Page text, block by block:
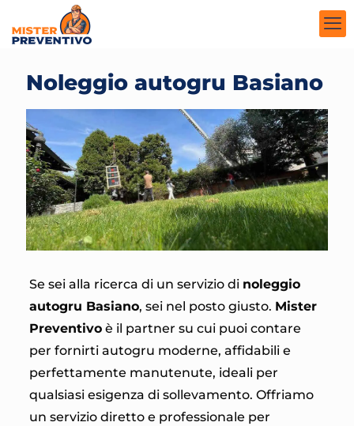
Noleggio autogru Basiano
Se sei alla ricerca di un servizio di noleggio
autogru Basiano, sei nel posto giusto. Mister
Preventivoè il partner su cui puoi contare
per fornirti autogru moderne, affidabili e
perfettamente manutenute, ideali per
qualsiasi esigenza di sollevamento. Offriamo
un servizio diretto e professionale per